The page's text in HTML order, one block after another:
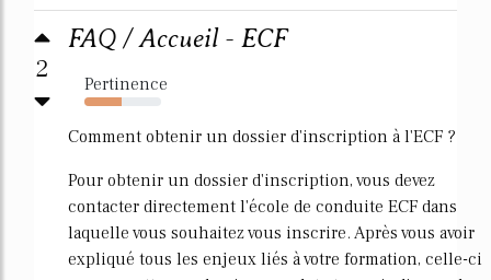
2
FAQ / Accueil - ECF
Pertinence
49%
Comment obtenir un dossier d'inscription à l'ECF ?
Pour obtenir un dossier d'inscription, vous devez
contacter directement l'école de conduite ECF dans
laquelle vous souhaitez vous inscrire. Après vous avoir
expliqué tous les enjeux liés à votre formation, celle-ci